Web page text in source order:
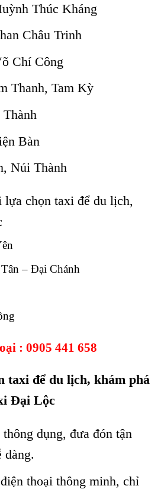
Thúc Kháng
Châu Trinh
Chí Công
Thanh, Tam Kỳ
Bàn
Núi Thành
chọn taxi để du lịch,
– Đại Chánh
: 0905 441 658
taxi để du lịch, khám phá
Đại Lộc
dụng, đưa đón tận
dàng.
thoại thông minh, chỉ